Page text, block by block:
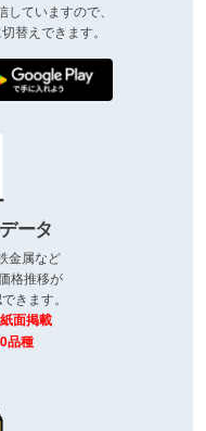
ていますので、
替えできます。
ータ
金属など
格推移が
きます。
面掲載
品種